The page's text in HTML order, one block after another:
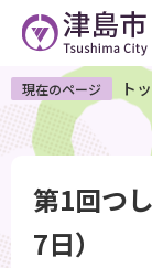
ペ
ー
ジ
で
現在のページ ト
第1回つ
7日）